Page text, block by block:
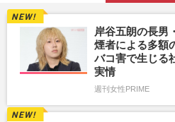
岸谷五朗の長男
煙者による多額
バコ害で生じる
実情
週刊女性PRIME